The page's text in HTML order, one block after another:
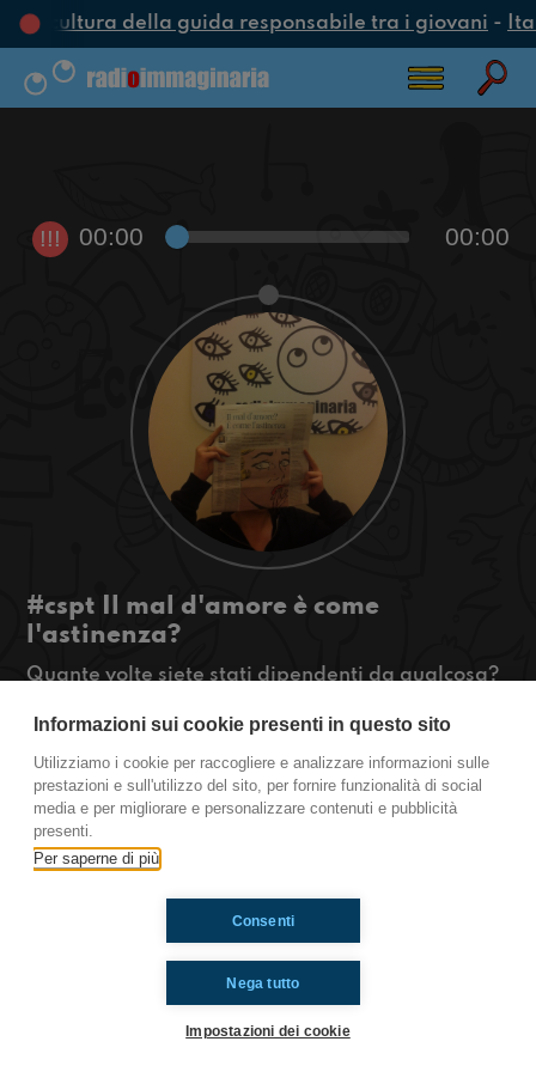
cultura della guida responsabile tra i giovani-
!!! 00:00 00:00
#cspt Il mal d'amore è come
l'astinenza?
Quante volte siete stati dipendenti da qualcosa?
per l'amore? Sentite come la pensa Cspt!
#OkkinSu
Castel San Pietro Terme.
Informazioni sui cookie presenti in questo sito
Utilizziamo i cookie per raccogliere e analizzare informazioni sulle
prestazioni e sull'utilizzo del sito, per fornire funzionalità di social
media e per migliorare e personalizzare contenuti e pubblicità
presenti.
Per saperne di più
Nega tutto
Consenti
Impostazioni dei cookie